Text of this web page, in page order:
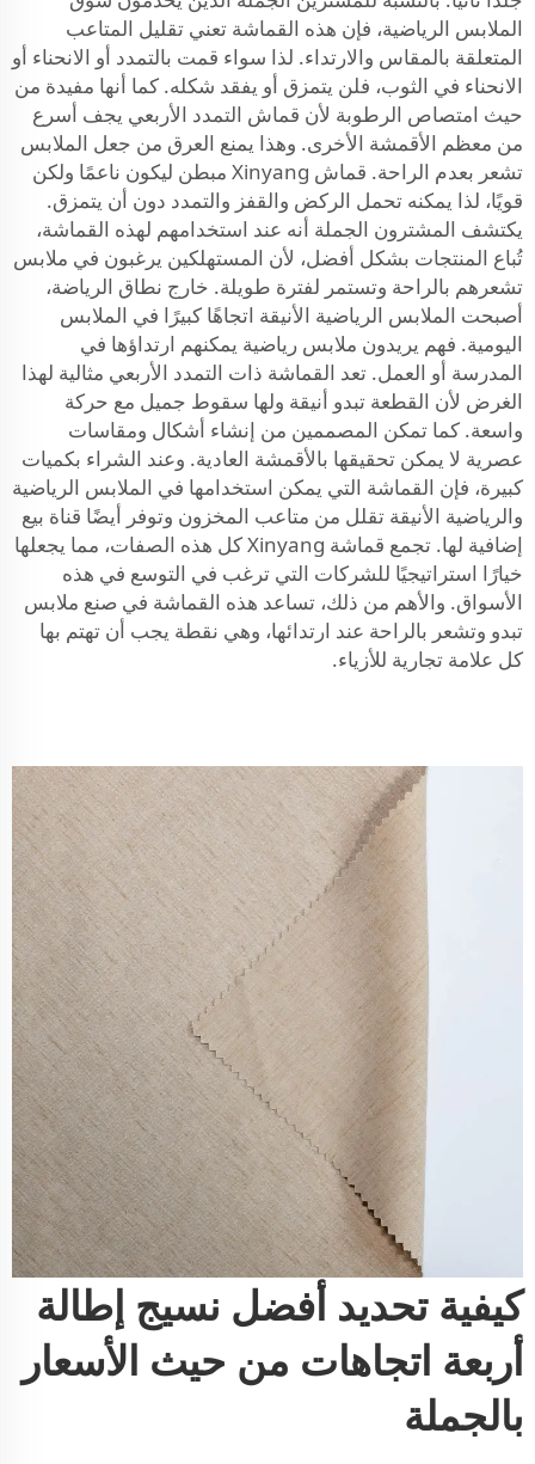
الملابس الرياضية، فإن هذه القماشة تعني تقليل المتاعب
المتعلقة بالمقاس والارتداء. لذا سواء قمت بالتمدد أو الانحناء أو
الانحناء في الثوب، فلن يتمزق أو يفقد شكله. كما أنها مفيدة من
حيث امتصاص الرطوبة لأن قماش التمدد الأربعي يجف أسرع
من معظم الأقمشة الأخرى. وهذا يمنع العرق من جعل الملابس
تشعر بعدم الراحة. قماش Xinyang مبطن ليكون ناعمًا ولكن
قويًا، لذا يمكنه تحمل الركض والقفز والتمدد دون أن يتمزق.
يكتشف المشترون الجملة أنه عند استخدامهم لهذه القماشة،
تُباع المنتجات بشكل أفضل، لأن المستهلكين يرغبون في ملابس
تشعرهم بالراحة وتستمر لفترة طويلة. خارج نطاق الرياضة،
أصبحت الملابس الرياضية الأنيقة اتجاهًا كبيرًا في الملابس
اليومية. فهم يريدون ملابس رياضية يمكنهم ارتداؤها في
المدرسة أو العمل. تعد القماشة ذات التمدد الأربعي مثالية لهذا
الغرض لأن القطعة تبدو أنيقة ولها سقوط جميل مع حركة
واسعة. كما تمكن المصممين من إنشاء أشكال ومقاسات
عصرية لا يمكن تحقيقها بالأقمشة العادية. وعند الشراء بكميات
كبيرة، فإن القماشة التي يمكن استخدامها في الملابس الرياضية
والرياضية الأنيقة تقلل من متاعب المخزون وتوفر أيضًا قناة بيع
إضافية لها. تجمع قماشة Xinyang كل هذه الصفات، مما يجعلها
خيارًا استراتيجيًا للشركات التي ترغب في التوسع في هذه
الأسواق. والأهم من ذلك، تساعد هذه القماشة في صنع ملابس
تبدو وتشعر بالراحة عند ارتدائها، وهي نقطة يجب أن تهتم بها
كل علامة تجارية للأزياء.
كيفية تحديد أفضل نسيج إطالة
أربعة اتجاهات من حيث الأسعار
بالجملة